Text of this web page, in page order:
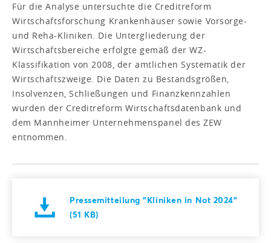
Für die Analyse untersuchte die Creditreform
Wirtschaftsforschung Krankenhäuser sowie Vorsorge-
und Reha-Kliniken. Die Untergliederung der
Wirtschaftsbereiche erfolgte gemäß der WZ-
Klassifikation von 2008, der amtlichen Systematik der
Wirtschaftszweige. Die Daten zu Bestandsgrößen,
Insolvenzen, Schließungen und Finanzkennzahlen
wurden der Creditreform Wirtschaftsdatenbank und
dem Mannheimer Unternehmenspanel des ZEW
entnommen.
Pressemitteilung "Kliniken in Not 2024"
(51 KB)